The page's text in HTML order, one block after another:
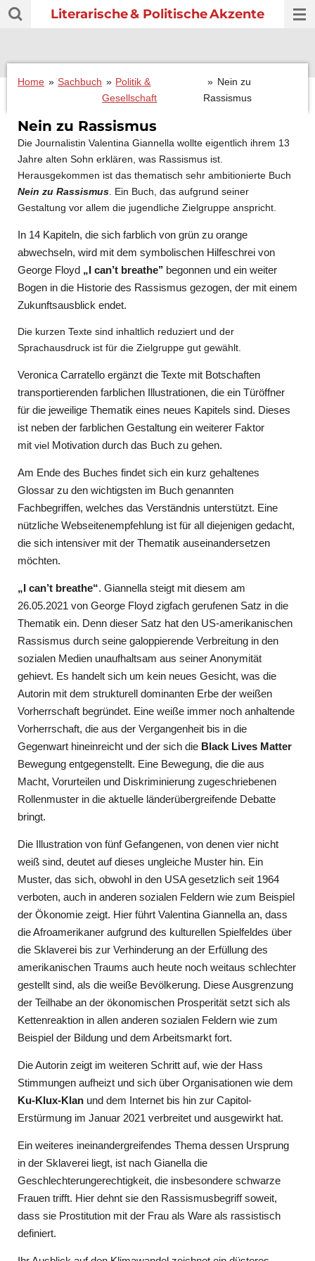
Zum
Hauptinhalt
Literarische& PolitischeAkzente
Home » Sachbuch » Politik &
Gesellschaft
» Nein zu
Rassismus
Nein zu Rassismus
Die Journalistin Valentina Giannella wollte eigentlich ihrem 13
Jahre alten Sohn erklären, was Rassismus ist.
Herausgekommen ist das thematisch sehr ambitionierte Buch
Nein zu Rassismus . Ein Buch, das aufgrund seiner
Gestaltung vor allem die jugendliche Zielgruppe anspricht.
In 14 Kapiteln, die sich farblich von grün zu orange
abwechseln, wird mit dem symbolischen Hilfeschrei von
George Floyd „I can’t breathe’’ begonnen und ein weiter
Bogen in die Historie des Rassismus gezogen, der mit einem
Zukunftsausblick endet.
Die kurzen Texte sind inhaltlich reduziert und der
Sprachausdruck ist für die Zielgruppe gut gewählt.
Veronica Carratello ergänzt die Texte mit Botschaften
transportierenden farblichen Illustrationen, die ein Türöffner
für die jeweilige Thematik eines neues Kapitels sind. Dieses
ist neben der farblichen Gestaltung ein weiterer Faktor
mit viel Motivation durch das Buch zu gehen.
Am Ende des Buches findet sich ein kurz gehaltenes
Glossar zu den wichtigsten im Buch genannten
Fachbegriffen, welches das Verständnis unterstützt. Eine
nützliche Webseitenempfehlung ist für all diejenigen gedacht,
die sich intensiver mit der Thematik auseinandersetzen
möchten.
„I can’t breathe“. Giannella steigt mit diesem am
26.05.2021 von George Floyd zigfach gerufenen Satz in die
Thematik ein. Denn dieser Satz hat den US-amerikanischen
Rassismus durch seine galoppierende Verbreitung in den
sozialen Medien unaufhaltsam aus seiner Anonymität
gehievt. Es handelt sich um kein neues Gesicht, was die
Autorin mit dem strukturell dominanten Erbe der weißen
Vorherrschaft begründet. Eine weiße immer noch anhaltende
Vorherrschaft, die aus der Vergangenheit bis in die
Gegenwart hineinreicht und der sich die Black Lives Matter
Bewegung entgegenstellt. Eine Bewegung, die die aus
Macht, Vorurteilen und Diskriminierung zugeschriebenen
Rollenmuster in die aktuelle länderübergreifende Debatte
bringt.
Die Illustration von fünf Gefangenen, von denen vier nicht
weiß sind, deutet auf dieses ungleiche Muster hin. Ein
Muster, das sich, obwohl in den USA gesetzlich seit 1964
verboten, auch in anderen sozialen Feldern wie zum Beispiel
der Ökonomie zeigt. Hier führt Valentina Giannella an, dass
die Afroamerikaner aufgrund des kulturellen Spielfeldes über
die Sklaverei bis zur Verhinderung an der Erfüllung des
amerikanischen Traums auch heute noch weitaus schlechter
gestellt sind, als die weiße Bevölkerung. Diese Ausgrenzung
der Teilhabe an der ökonomischen Prosperität setzt sich als
Kettenreaktion in allen anderen sozialen Feldern wie zum
Beispiel der Bildung und dem Arbeitsmarkt fort.
Die Autorin zeigt im weiteren Schritt auf, wie der Hass
Stimmungen aufheizt und sich über Organisationen wie dem
Ku-Klux-Klan und dem Internet bis hin zur Capitol-
Erstürmung im Januar 2021 verbreitet und ausgewirkt hat.
Ein weiteres ineinandergreifendes Thema dessen Ursprung
in der Sklaverei liegt, ist nach Gianella die
Geschlechterungerechtigkeit, die insbesondere schwarze
Frauen trifft. Hier dehnt sie den Rassismusbegriff soweit,
dass sie Prostitution mit der Frau als Ware als rassistisch
definiert.